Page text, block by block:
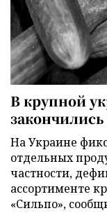
В крупной
На Украине
отдельных
частности,
ассортименте
«Сильпо»,